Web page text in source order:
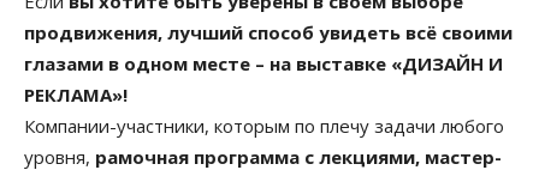
продвижения, лучший способ увидеть всё своими
глазами в одном месте – на выставке «ДИЗАЙН И
РЕКЛАМА»!
Компании-участники, которым по плечу задачи любого
уровня, рамочная программа с лекциями, мастер-